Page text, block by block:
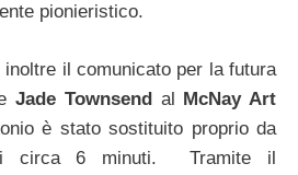
pionieristico.
il comunicato per la futura
Jade Townsendal McNay Art
è stato sostituito proprio da
circa 6 minuti. Tramite il